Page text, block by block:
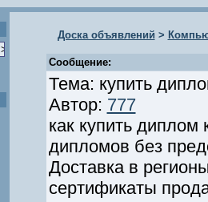
Доска объявлений >
Сообщение:
Тема: купить
Автор: 777
как купить диплом
дипломов без
Доставка в
сертификаты